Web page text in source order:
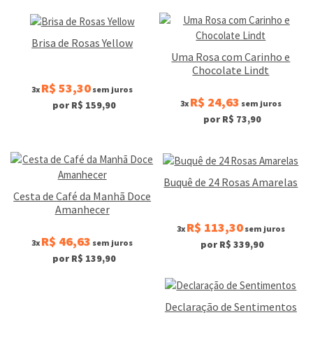
Brisa de Rosas Yellow
3x R$ 53,30 sem juros
por R$ 159,90
Uma Rosa com Carinho e
Chocolate Lindt
3x R$ 24,63 sem juros
por R$ 73,90
Cesta de Café da Manhã Doce
Amanhecer
3x R$ 46,63 sem juros
por R$ 139,90
Buquê de 24 Rosas Amarelas
3x R$ 113,30sem juros
por R$ 339,90
Declaração de Sentimentos